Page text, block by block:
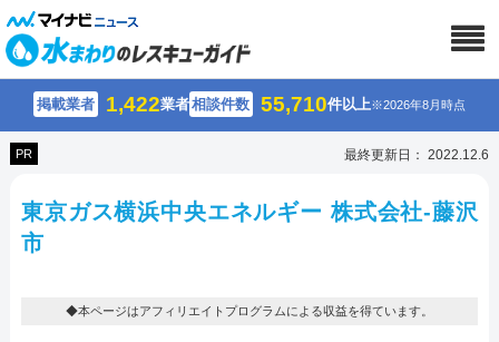
掲載業者 1,422業者相談件数 55,710件以上※2026年8月時点
PR 最終更新日： 2022.12.6
東京ガス横浜中央エネルギー 株式会社-藤沢
市
◆本ページはアフィリエイトプログラムによる収益を得ています。